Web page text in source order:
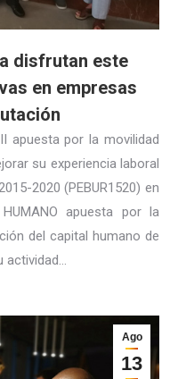
disfrutan este
en empresas
apuesta por la movilidad
su experiencia laboral
2020 (PEBUR1520) en
apuesta por la
del capital humano de
actividad…
Ago
13